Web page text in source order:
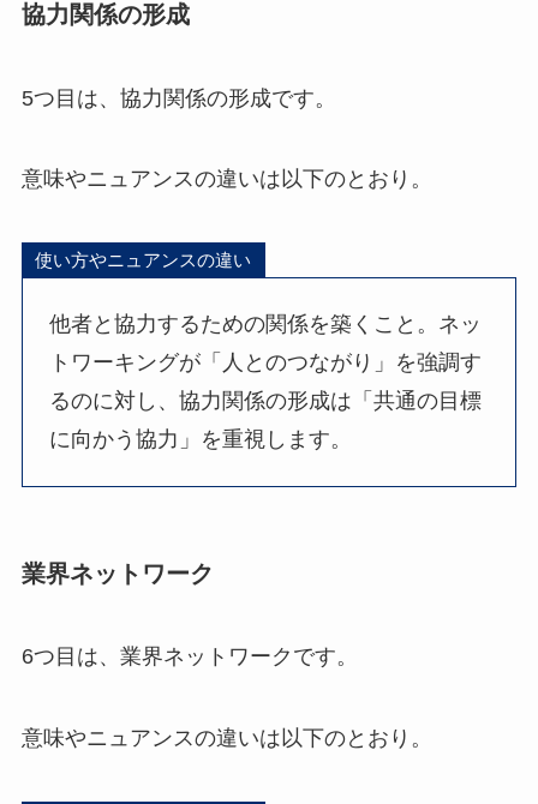
協力関係の形成
5つ目は、協力関係の形成です。
意味やニュアンスの違いは以下のとおり。
使い方やニュアンスの違い
他者と協力するための関係を築くこと。ネッ
トワーキングが「人とのつながり」を強調す
るのに対し、協力関係の形成は「共通の目標
に向かう協力」を重視します。
業界ネットワーク
6つ目は、業界ネットワークです。
意味やニュアンスの違いは以下のとおり。